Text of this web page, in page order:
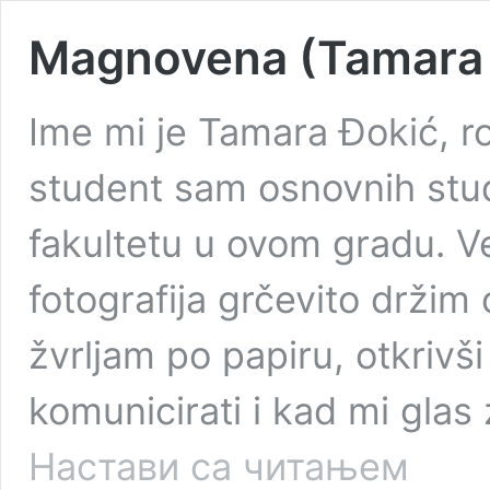
Magnovena
Ime mi je Tamara Đokić,
student sam osnovnih
fakultetu u ovom gradu.
fotografija grčevito držim
žvrljam po papiru,
komunicirati i kad mi
Настави са читањем